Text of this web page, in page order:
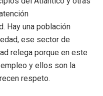
Hay una población
ese sector de
relega porque en este
y ellos son la
respeto.